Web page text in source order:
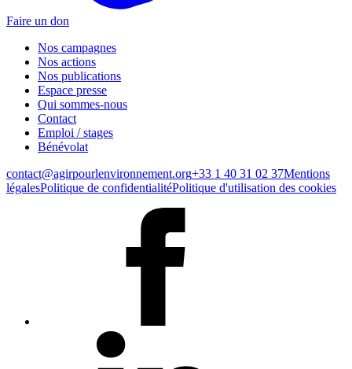
Faire un don
Nos campagnes
Nos actions
Nos publications
Espace presse
Qui sommes-nous
Contact
Emploi / stages
Bénévolat
contact@agirpourlenvironnement.org+33 1 40 31 02 37Mentions
légalesPolitique de confidentialitéPolitique d'utilisation des cookies